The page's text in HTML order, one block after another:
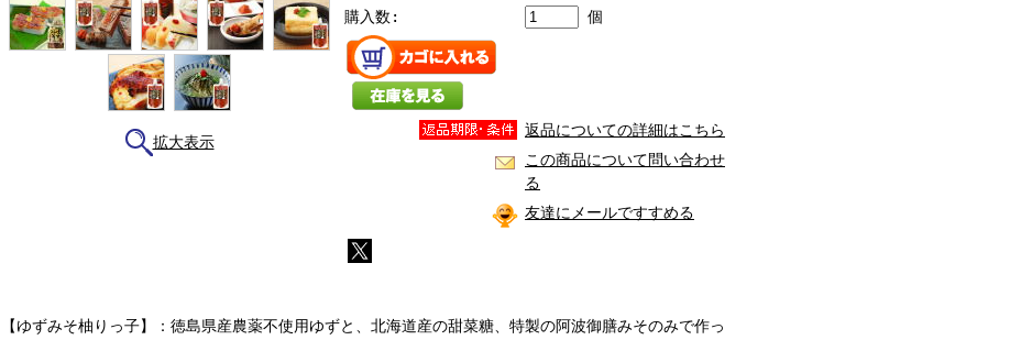
拡大表示
購入数:
個
返品についての詳細はこちら
この商品について問い合わせ
る
友達にメールですすめる
【ゆずみそ柚りっ子】：徳島県産農薬不使用ゆずと、北海道産の甜菜糖、特製の阿波御膳みそのみで作っ